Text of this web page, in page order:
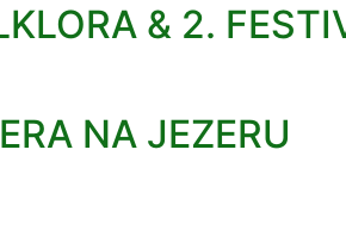
& 2.
NA JEZERU